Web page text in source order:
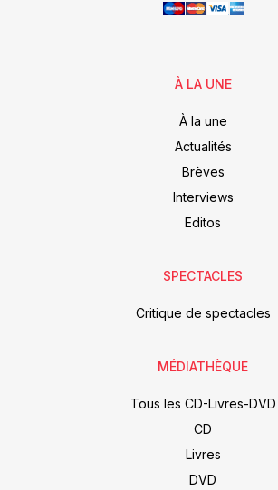
À LA UNE
À la une
Actualités
Brèves
Interviews
Editos
SPECTACLES
Critique de spectacles
MÉDIATHÈQUE
Tous les CD-Livres-DVD
CD
Livres
DVD